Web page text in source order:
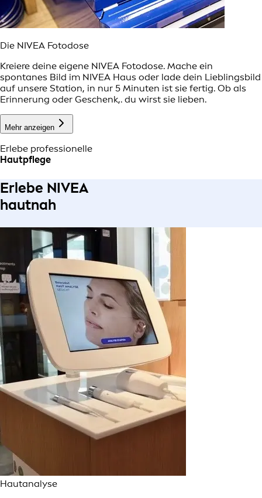
Die NIVEA Fotodose
Kreiere deine eigene NIVEA Fotodose. Mache ein
spontanes Bild im NIVEA Haus oder lade dein Lieblingsbild
auf unsere Station, in nur 5 Minuten ist sie fertig. Ob als
Erinnerung oder Geschenk,. du wirst sie lieben.
Mehr anzeigen
Erlebe professionelle
Hautpflege
Erlebe NIVEA
hautnah
Hautanalyse